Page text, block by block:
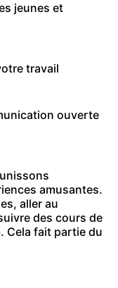
jeunes et
travail
ouverte
amusantes.
aller au
des cours de
Cela fait partie du